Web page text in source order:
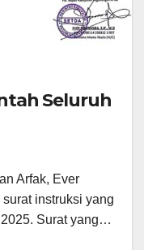
Seluruh
Arfak, Ever
instruksi yang
Surat yang…